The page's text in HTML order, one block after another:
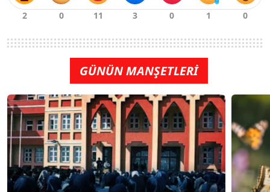
GÜNÜN MANŞETLERİ